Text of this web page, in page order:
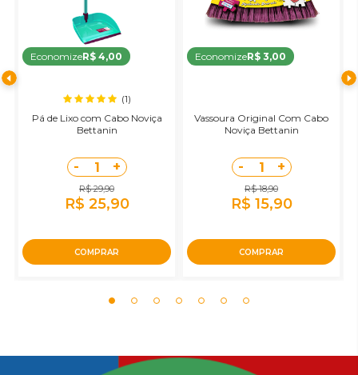
EconomizeR$ 4,00
(1)
Pá de Lixo com Cabo Noviça
Bettanin
- 1 +
R$ 29,90
R$ 25,90
COMPRAR
EconomizeR$ 3,00
Vassoura Original Com Cabo
Noviça Bettanin
- 1 +
R$ 18,90
R$ 15,90
COMPRAR